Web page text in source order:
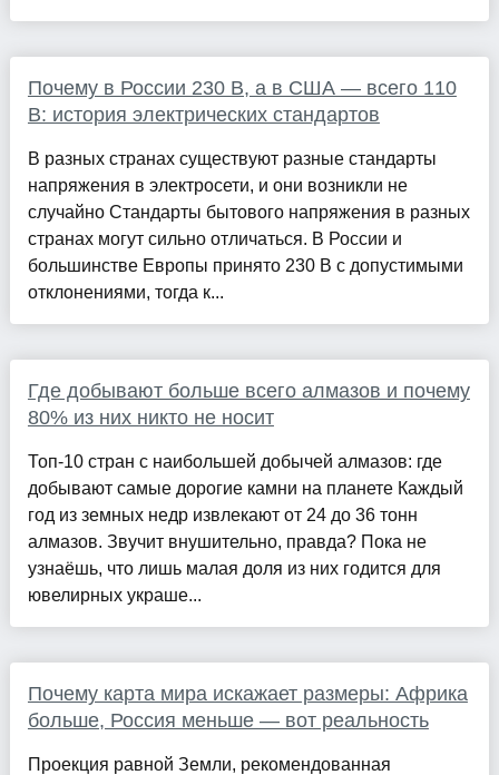
Почему в России 230 В, а в США — всего 110
В: история электрических стандартов
В разных странах существуют разные стандарты
напряжения в электросети, и они возникли не
случайно Стандарты бытового напряжения в разных
странах могут сильно отличаться. В России и
большинстве Европы принято 230 В с допустимыми
отклонениями, тогда к...
Где добывают больше всего алмазов и почему
80% из них никто не носит
Топ-10 стран с наибольшей добычей алмазов: где
добывают самые дорогие камни на планете Каждый
год из земных недр извлекают от 24 до 36 тонн
алмазов. Звучит внушительно, правда? Пока не
узнаёшь, что лишь малая доля из них годится для
ювелирных украше...
Почему карта мира искажает размеры: Африка
больше, Россия меньше — вот реальность
Проекция равной Земли, рекомендованная